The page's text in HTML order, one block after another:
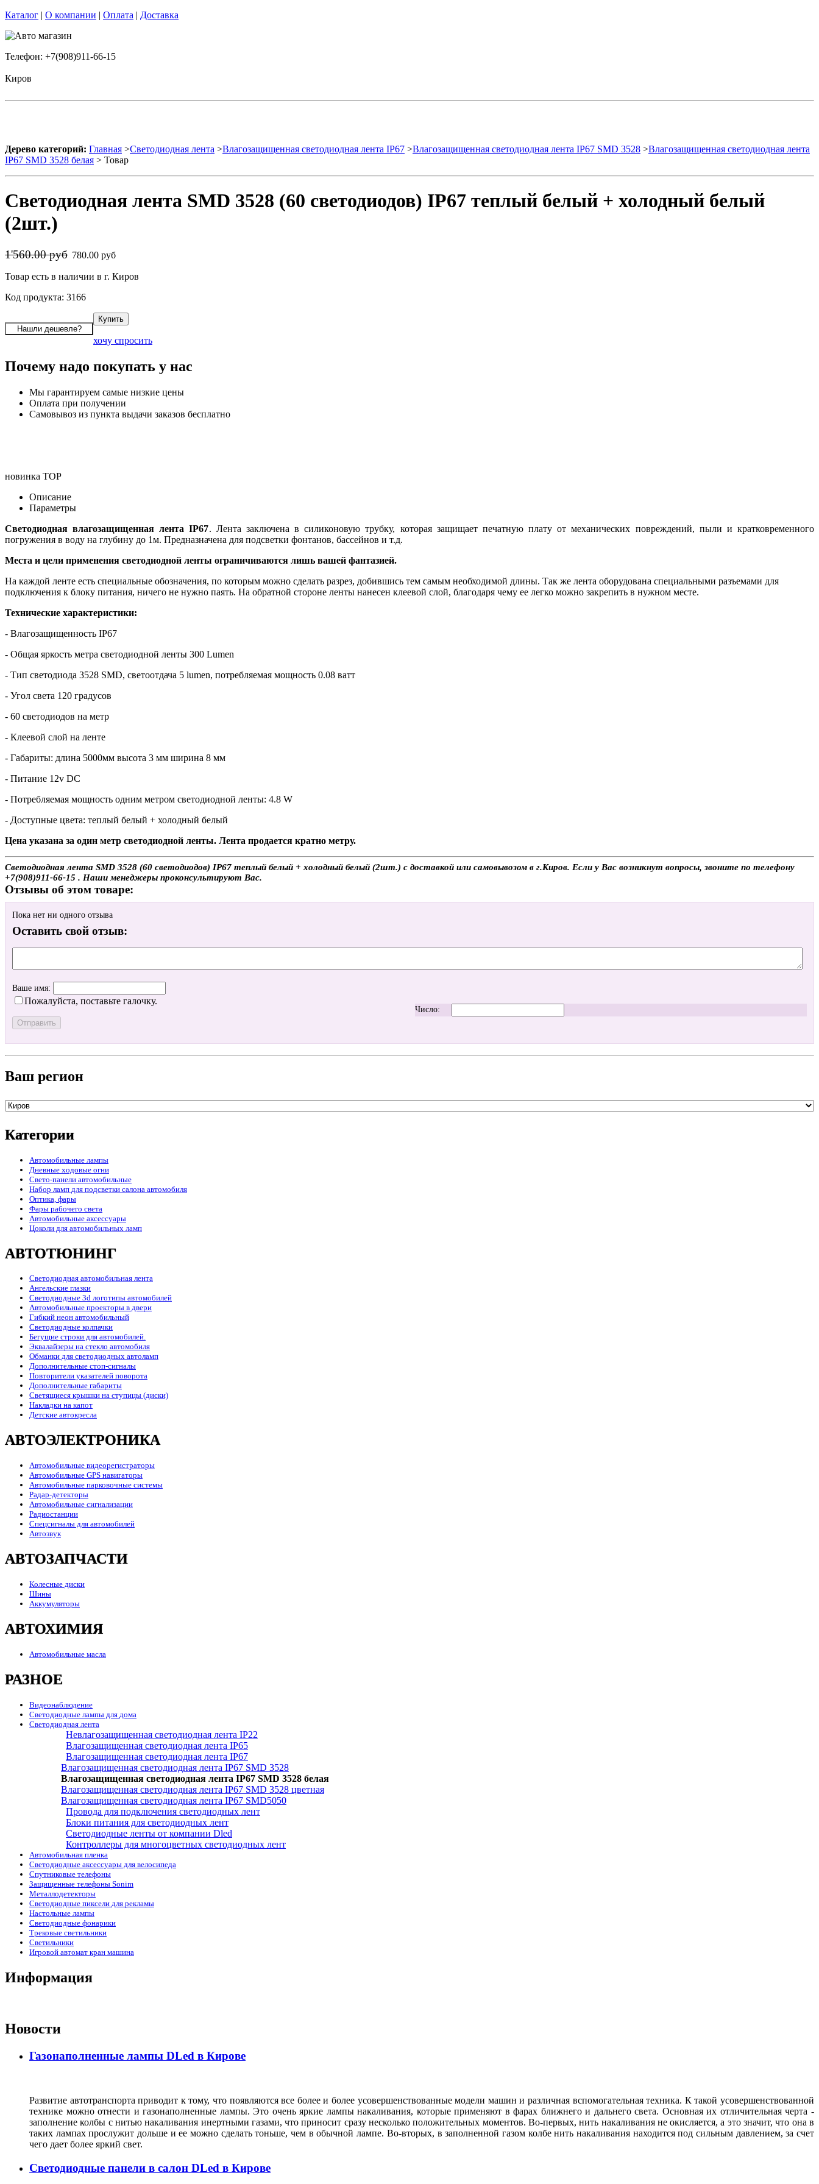
Каталог | О компании | Оплата | Доставка
Телефон: +7(908)911-66-15
Киров
Дерево категорий: Главная >Светодиодная лента >Влагозащищенная светодиодная лента IP67 >Влагозащищенная светодиодная лента IP67 SMD 3528 >Влагозащищенная светодиодная лента
IP67 SMD 3528 белая > Товар
Светодиодная лента SMD 3528 (60 светодиодов) IP67 теплый белый + холодный белый
(2шт.)
1'560.00 руб 780.00 руб
Товар есть в наличии в г. Киров
Код продукта: 3166
хочу спросить
Почему надо покупать у нас
Мы гарантируем самые низкие цены
Оплата при получении
Самовывоз из пункта выдачи заказов бесплатно
новинка TOP
Описание
Параметры
Светодиодная влагозащищенная лента IP67. Лента заключена в силиконовую трубку, которая защищает печатную плату от механических повреждений, пыли и кратковременного
погружения в воду на глубину до 1м. Предназначена для подсветки фонтанов, бассейнов и т.д.
Места и цели применения светодиодной ленты ограничиваются лишь вашей фантазией.
На каждой ленте есть специальные обозначения, по которым можно сделать разрез, добившись тем самым необходимой длины. Так же лента оборудована специальными разъемами для
подключения к блоку питания, ничего не нужно паять. На обратной стороне ленты нанесен клеевой слой, благодаря чему ее легко можно закрепить в нужном месте.
Технические характеристики:
- Влагозащищенность IP67
- Общая яркость метра светодиодной ленты 300 Lumen
- Тип светодиода 3528 SMD, светоотдача 5 lumen, потребляемая мощность 0.08 ватт
- Угол света 120 градусов
- 60 светодиодов на метр
- Клеевой слой на ленте
- Габариты: длина 5000мм высота 3 мм ширина 8 мм
- Питание 12v DC
- Потребляемая мощность одним метром светодиодной ленты: 4.8 W
- Доступные цвета: теплый белый + холодный белый
Цена указана за один метр светодиодной ленты. Лента продается кратно метру.
Светодиодная лента SMD 3528 (60 светодиодов) IP67 теплый белый + холодный белый (2шт.) с доставкой или самовывозом в г.Киров. Если у Вас возникнут вопросы, звоните по телефону
+7(908)911-66-15 . Наши менеджеры проконсультируют Вас.
Отзывы об этом товаре:
Пока нет ни одного отзыва
Оставить свой отзыв:
Ваше имя:
Пожалуйста, поставьте галочку.
Число:
Ваш регион
Категории
Автомобильные лампы
Дневные ходовые огни
Свето-панели автомобильные
Набор ламп для подсветки салона автомобиля
Оптика, фары
Фары рабочего света
Автомобильные аксессуары
Цоколи для автомобильных ламп
АВТОТЮНИНГ
Светодиодная автомобильная лента
Ангельские глазки
Светодиодные 3d логотипы автомобилей
Автомобильные проекторы в двери
Гибкий неон автомобильный
Светодиодные колпачки
Бегущие строки для автомобилей.
Эквалайзеры на стекло автомобиля
Обманки для светодиодных автоламп
Дополнительные стоп-сигналы
Повторители указателей поворота
Дополнительные габариты
Светящиеся крышки на ступицы (диски)
Накладки на капот
Детские автокресла
АВТОЭЛЕКТРОНИКА
Автомобильные видеорегистраторы
Автомобильные GPS навигаторы
Автомобильные парковочные системы
Радар-детекторы
Автомобильные сигнализации
Радиостанции
Спецсигналы для автомобилей
Автозвук
АВТОЗАПЧАСТИ
Колесные диски
Шины
Аккумуляторы
АВТОХИМИЯ
Автомобильные масла
РАЗНОЕ
Видеонаблюдение
Светодиодные лампы для дома
Светодиодная лента
Невлагозащищенная светодиодная лента IP22
Влагозащищенная светодиодная лента IP65
Влагозащищенная светодиодная лента IP67
Влагозащищенная светодиодная лента IP67 SMD 3528
Влагозащищенная светодиодная лента IP67 SMD 3528 белая
Влагозащищенная светодиодная лента IP67 SMD 3528 цветная
Влагозащищенная светодиодная лента IP67 SMD5050
Провода для подключения светодиодных лент
Блоки питания для светодиодных лент
Светодиодные ленты от компании Dled
Контроллеры для многоцветных светодиодных лент
Автомобильная пленка
Светодиодные аксессуары для велосипеда
Спутниковые телефоны
Защищенные телефоны Sonim
Металлодетекторы
Светодиодные пиксели для рекламы
Настольные лампы
Светодиодные фонарики
Трековые светильники
Светильники
Игровой автомат кран машина
Информация
Новости
Газонаполненные лампы DLed в Кирове
Развитие автотранспорта приводит к тому, что появляются все более и более усовершенствованные модели машин и различная вспомогательная техника. К такой усовершенствованной
технике можно отнести и газонаполненные лампы. Это очень яркие лампы накаливания, которые применяют в фарах ближнего и дальнего света. Основная их отличительная черта -
заполнение колбы с нитью накаливания инертными газами, что приносит сразу несколько положительных моментов. Во-первых, нить накаливания не окисляется, а это значит, что она в
таких лампах прослужит дольше и ее можно сделать тоньше, чем в обычной лампе. Во-вторых, в заполненной газом колбе нить накаливания находится под сильным давлением, за счет
чего дает более яркий свет.
Светодиодные панели в салон DLed в Кирове